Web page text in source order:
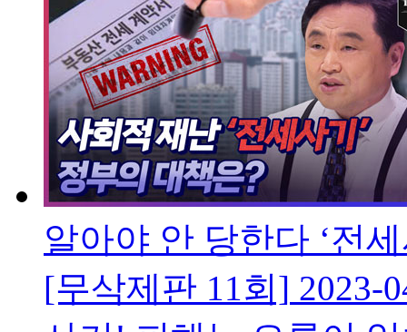
알아야 안 당한다 ‘전
[무삭제판 11회] 2023-